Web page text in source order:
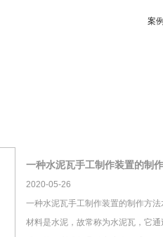
案
一种水泥瓦手工制作装置的制
2020-05-26
一种水泥瓦手工制作装置的制作方
材料是水泥，故常称为水泥瓦，它